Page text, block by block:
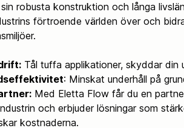
robusta konstruktion och långa
förtroende världen över och
Tål tuffa applikationer, skyddar din
: Minskat underhåll på
Med Eletta Flow får du en
och erbjuder lösningar som
kostnaderna.